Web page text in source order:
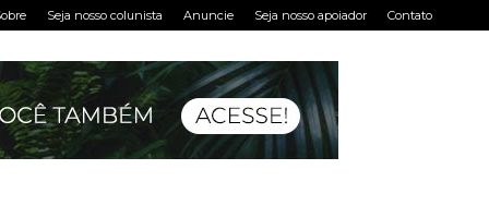
Seja nosso colunista Anuncie Seja nosso apoiador Contato